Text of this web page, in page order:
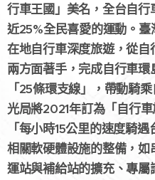
行車王國」美名，全台自行
近25%全民喜愛的運動。
在地自行車深度旅遊，從
兩方面著手，完成自行車
「25條環支線」，帶動騎
光局將2021年訂為「自行
「每小時15公里的速度騎
相關軟硬體設施的整備，
運站與補給站的擴充、專